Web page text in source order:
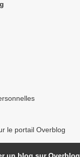
le portail Overblog